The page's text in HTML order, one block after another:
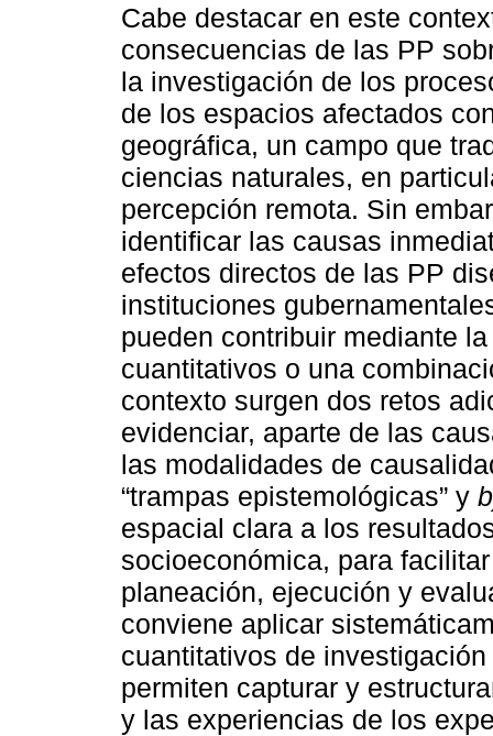
Cabe destacar en este
consecuencias de las PP
la investigación de los
de los espacios afectados
geográfica, un campo que
ciencias naturales, en
percepción remota. Sin
identificar las causas
efectos directos de las PP
instituciones
pueden contribuir mediante
cuantitativos o una
contexto surgen dos retos
evidenciar, aparte de las
las modalidades de
“trampas epistemológicas” y
espacial clara a los
socioeconómica, para
planeación, ejecución y
conviene aplicar
cuantitativos de
permiten capturar y
y las experiencias de los